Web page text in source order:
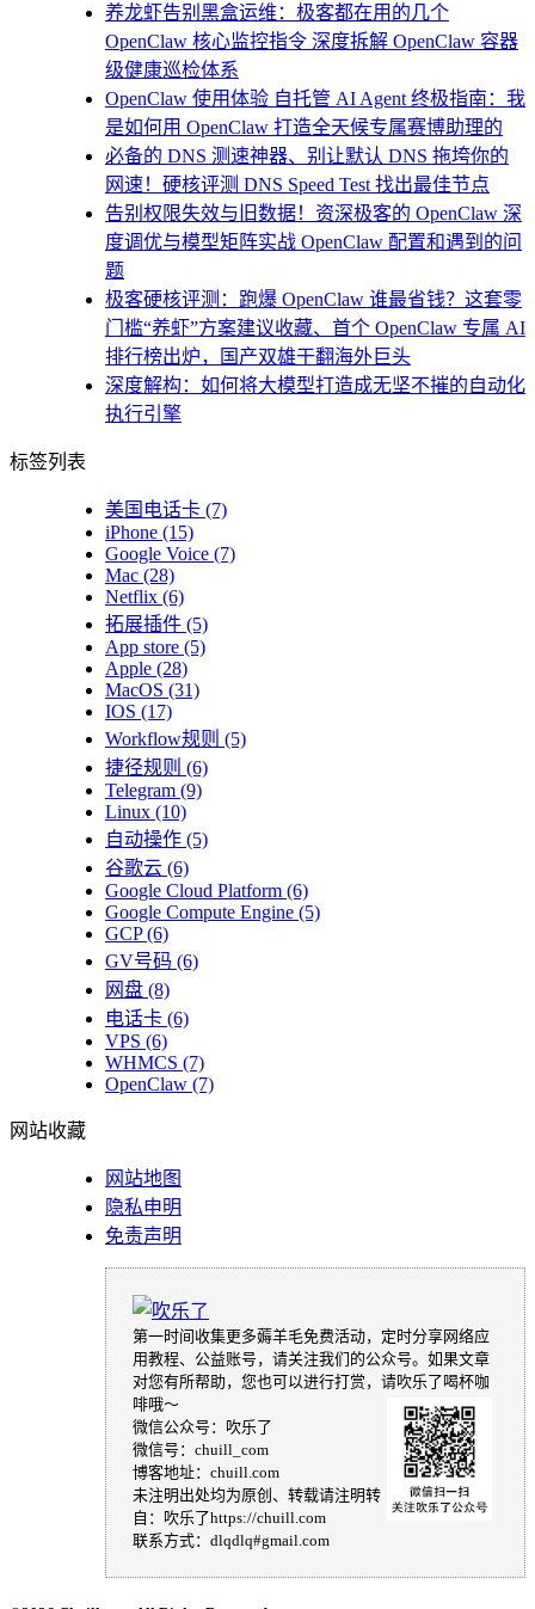
养龙虾告别黑盒运维：极客都在用的几个
OpenClaw 核心监控指令 深度拆解 OpenClaw 容器
级健康巡检体系
OpenClaw 使用体验 自托管 AI Agent 终极指南：我
是如何用 OpenClaw 打造全天候专属赛博助理的
必备的 DNS 测速神器、别让默认 DNS 拖垮你的
网速！硬核评测 DNS Speed Test 找出最佳节点
告别权限失效与旧数据！资深极客的 OpenClaw 深
度调优与模型矩阵实战 OpenClaw 配置和遇到的问
题
极客硬核评测：跑爆 OpenClaw 谁最省钱？这套零
门槛“养虾”方案建议收藏、首个 OpenClaw 专属 AI
排行榜出炉，国产双雄干翻海外巨头
深度解构：如何将大模型打造成无坚不摧的自动化
执行引擎
标签列表
美国电话卡 (7)
iPhone (15)
Google Voice (7)
Mac (28)
Netflix (6)
拓展插件 (5)
App store (5)
Apple (28)
MacOS (31)
IOS (17)
Workflow规则 (5)
捷径规则 (6)
Telegram (9)
Linux (10)
自动操作 (5)
谷歌云 (6)
Google Cloud Platform (6)
Google Compute Engine (5)
GCP(6)
GV号码 (6)
网盘 (8)
电话卡 (6)
VPS (6)
WHMCS (7)
OpenClaw (7)
网站收藏
网站地图
隐私申明
免责声明
第一时间收集更多薅羊毛免费活动，定时分享网络应
用教程、公益账号，请关注我们的公众号。如果文章
对您有所帮助，您也可以进行打赏，请吹乐了喝杯咖
啡哦～
微信公众号：吹乐了
微信号：chuill_com
博客地址：chuill.com
未注明出处均为原创、转载请注明转
自：吹乐了https://chuill.com
联系方式：dlqdlq#gmail.com